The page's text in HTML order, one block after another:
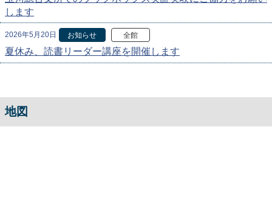
します
2026年5月20日 お知らせ 全館
夏休み、読書リーダー講座を開催します
地図